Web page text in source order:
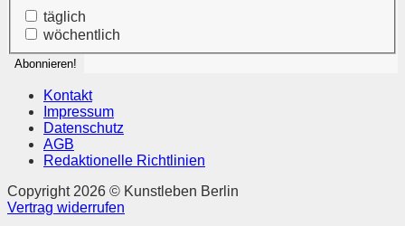
täglich
wöchentlich
Kontakt
Impressum
Datenschutz
AGB
Redaktionelle Richtlinien
Copyright 2026 © Kunstleben Berlin
Vertrag widerrufen